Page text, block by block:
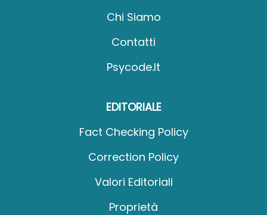
Chi Siamo
Contatti
Psycode.it
EDITORIALE
Fact Checking Policy
Correction Policy
Valori Editoriali
Proprietà